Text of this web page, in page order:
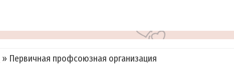
» Первичная профсоюзная организация